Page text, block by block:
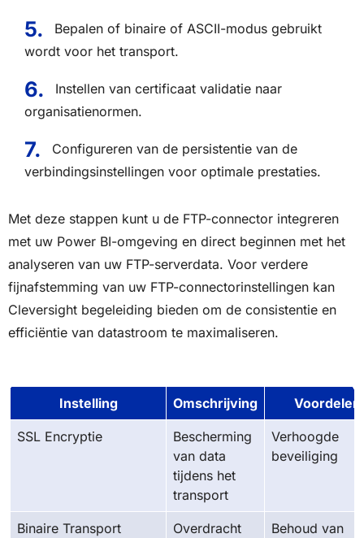
Bepalen of binaire of ASCII-modus gebruikt
wordt voor het transport.
Instellen van certificaat validatie naar
organisatienormen.
Configureren van de persistentie van de
verbindingsinstellingen voor optimale prestaties.
Met deze stappen kunt u de FTP-connector integreren
met uw Power BI-omgeving en direct beginnen met het
analyseren van uw FTP-serverdata. Voor verdere
fijnafstemming van uw FTP-connectorinstellingen kan
Cleversight begeleiding bieden om de consistentie en
efficiëntie van datastroom te maximaliseren.
Instelling Omschrijving Voordelen
SSL Encryptie
Bescherming
van data
tijdens het
transport
Verhoogde
beveiliging
Binaire Transport Overdracht Behoud van